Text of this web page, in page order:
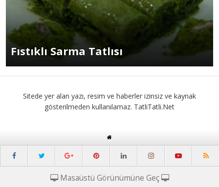
Fıstıklı Sarma Tatlısı
Sitede yer alan yazı, resim ve haberler izinsiz ve kaynak
gösterilmeden kullanılamaz. TatliTatli.Net
Masaüstü Görünümüne Geç